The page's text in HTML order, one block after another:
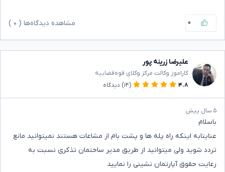
۰ مشاهده دیدگاه‌ها ( ۰
علیرضا زرینه پور
کاراموز وکالت مرکز وکلای قوه‌قضاییه
۴.۸
(۱۴) دیدگاه
۵ سال پیش
باسلام
عنایتابه اینکه راه پله ها و پشت بام از مشاعات هستند نمیتوانید مانع
تردد شوید ولی میتوانید از طریق مدیر ساختمان تذکری نسبت به
رعایت حقوق آپارتمان نشینی را نمایید